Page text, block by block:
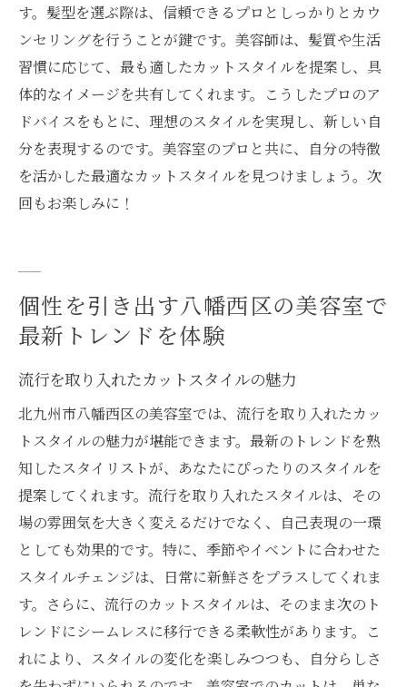
す。髪型を選ぶ際は、信頼できるプロとしっかりとカウ
ンセリングを行うことが鍵です。美容師は、髪質や生活
習慣に応じて、最も適したカットスタイルを提案し、具
体的なイメージを共有してくれます。こうしたプロのア
ドバイスをもとに、理想のスタイルを実現し、新しい自
分を表現するのです。美容室のプロと共に、自分の特徴
を活かした最適なカットスタイルを見つけましょう。次
回もお楽しみに！
個性を引き出す八幡西区の美容室で
最新トレンドを体験
流行を取り入れたカットスタイルの魅力
北九州市八幡西区の美容室では、流行を取り入れたカッ
トスタイルの魅力が堪能できます。最新のトレンドを熟
知したスタイリストが、あなたにぴったりのスタイルを
提案してくれます。流行を取り入れたスタイルは、その
場の雰囲気を大きく変えるだけでなく、自己表現の一環
としても効果的です。特に、季節やイベントに合わせた
スタイルチェンジは、日常に新鮮さをプラスしてくれま
す。さらに、流行のカットスタイルは、そのまま次のト
レンドにシームレスに移行できる柔軟性があります。こ
れにより、スタイルの変化を楽しみつつも、自分らしさ